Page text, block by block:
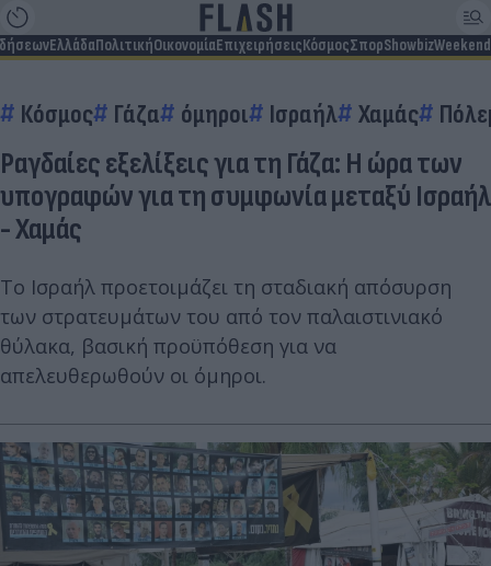
ΕλλάδαΠολιτικήΟικονομίαΕπιχειρήσειςΚόσμοςΣπορShowbizWeekend
Κόσμος Γάζα όμηροι Ισραήλ Χαμάς
Ραγδαίες εξελίξεις για τη Γάζα: Η ώρα των
υπογραφών για τη συμφωνία μεταξύ Ισραήλ
- Χαμάς
Το Ισραήλ προετοιμάζει τη σταδιακή απόσυρση
των στρατευμάτων του από τον παλαιστινιακό
θύλακα, βασική προϋπόθεση για να
απελευθερωθούν οι όμηροι.